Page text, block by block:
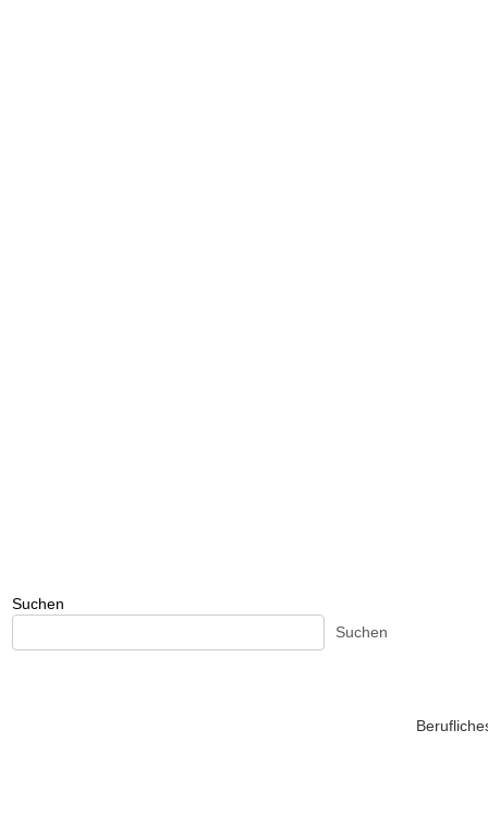
Suchen
Suchen